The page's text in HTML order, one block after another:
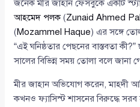
জনৈক মীর জাহান ফেসবুকে একটি
আহমেদ পলক(Zunaid Ahmed
(Mozammel Haque) এর সঙ্গে
“এই ঘনিষ্ঠতার পেছনের বাস্তবতা
সালের বিভিন্ন সময় তোলা বলে জানা
মীর জাহান অভিযোগ করেন, মাহদী
কখনও ফ্যাসিস্ট শাসনের বিরুদ্ধে সরব